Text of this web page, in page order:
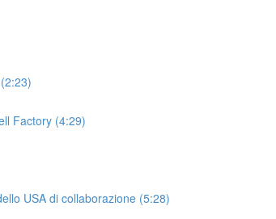
Factory (4:29)
USA di collaborazione (5:28)